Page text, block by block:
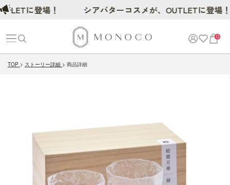
0
TOP ストーリー詳細 商品詳細
に登場！ シアバターコスメが、OUTLETに登場！